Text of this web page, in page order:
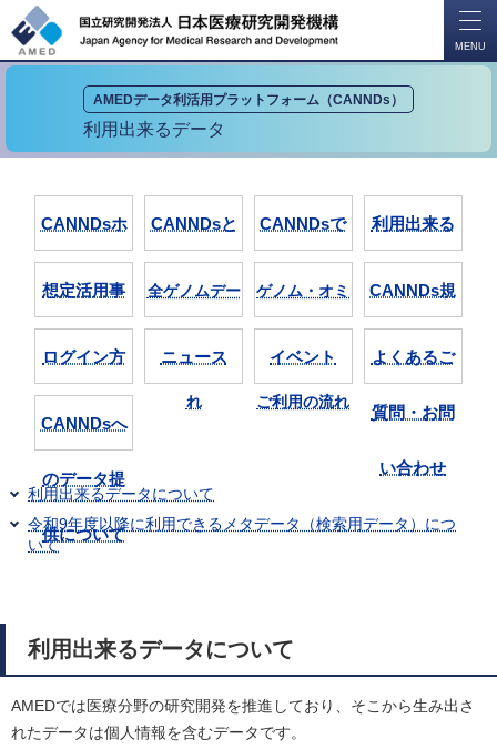
MENU
AMEDデータ利活用プラットフォーム（CANNDs）
利用出来るデータ
CANNDsホ
ーム
CANNDsと CANNDsで
出来ること
利用出来る
想定活用事
例
全ゲノムデー
れ
ゲノム・オミ
ックスデータ
ご利用の流れ
CANNDs規
則類
ログイン方 ニュース イベント よくあるご
質問・お問
い合わせ
CANNDsへ
のデータ提
供について
利用出来るデータについて
令和9年度以降に利用できるメタデータ（検索用データ）につ
いて
利用出来るデータについて
AMEDでは医療分野の研究開発を推進しており、そこから生み出さ
れたデータは個人情報を含むデータです。